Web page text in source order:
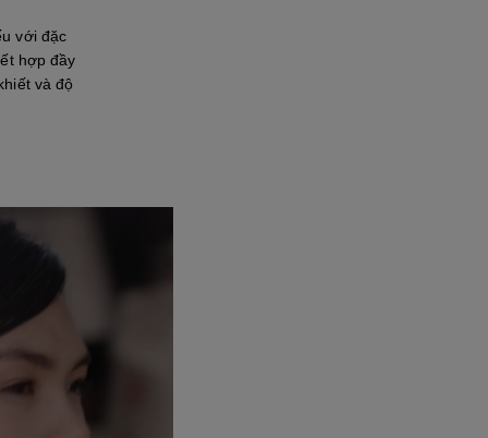
với đặc
hợp đầy
và độ